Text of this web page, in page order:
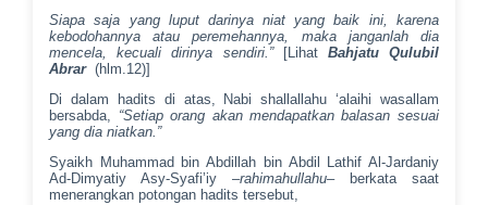
Siapa saja yang luput darinya niat yang baik ini, karena
kebodohannya atau peremehannya, maka janganlah dia
mencela, kecuali dirinya sendiri.”[Lihat Bahjatu Qulubil
Abrar(hlm.12)]
Di dalam hadits di atas, Nabi shallallahu ‘alaihi wasallam
bersabda, “Setiap orang akan mendapatkan balasan sesuai
yang dia niatkan.”
Syaikh Muhammad bin Abdillah bin Abdil Lathif Al-Jardaniy
Ad-Dimyatiy Asy-Syafi’iy –rahimahullahu– berkata saat
menerangkan potongan hadits tersebut,